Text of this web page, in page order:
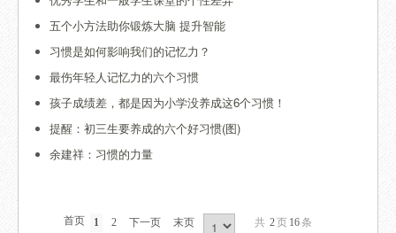
五个小方法助你锻炼大脑 提升智能
习惯是如何影响我们的记忆力？
最伤年轻人记忆力的六个习惯
孩子成绩差，都是因为小学没养成这6个习惯！
提醒：初三生要养成的六个好习惯(图)
余建祥：习惯的力量
首页 1 2 下一页 末页 共 2页 16条